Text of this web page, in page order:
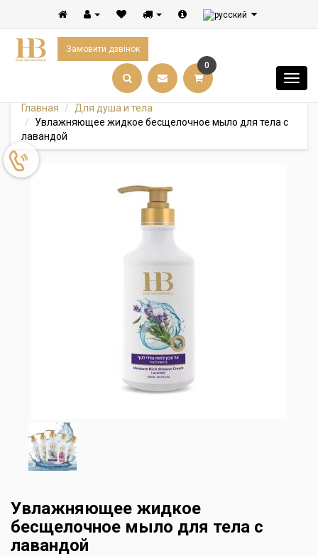
Замовити дзвінок
0
Главная
Для душа и тела
Увлажняющее жидкoе бесщелочное мыло для тела с
лавандой
Увлажняющее жидкoе
бесщелочное мыло для тела с
лавандой